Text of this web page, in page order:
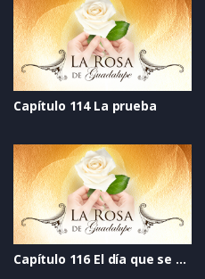
Capítulo 114 La prueba
Capítulo 116 El día que se acabó el mundo